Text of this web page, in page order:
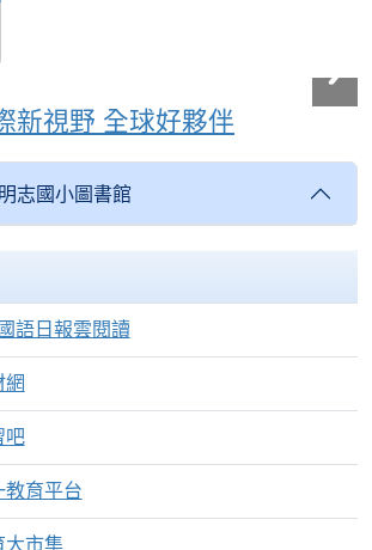
新視野 全球好夥伴
志國小圖書館
國語日報雲閱讀
網
吧
教育平台
大市集